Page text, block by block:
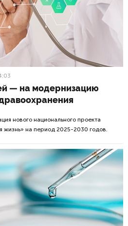
— на модернизацию
нового национального проекта
жизнь» на период 2025-2030 годов.